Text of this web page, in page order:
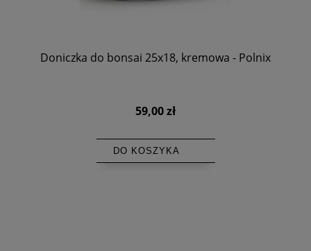
Doniczka do bonsai 25x18, kremowa - Polnix
59,00 zł
DO KOSZYKA